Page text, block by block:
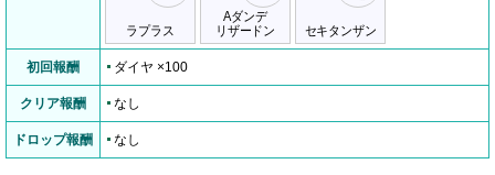
ラプラス
Aダンデ
リザードン
セキタンザン
初回報酬 ダイヤ ×100
クリア報酬 なし
ドロップ報酬 なし